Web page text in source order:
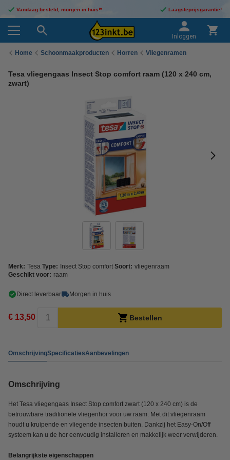
Vandaag besteld, morgen in huis!* Laagsteprijsgarantie!
Inloggen
Home Schoonmaakproducten Horren Vliegenramen
Tesa vliegengaas Insect Stop comfort raam (120 x 240 cm,
zwart)
Merk: Tesa Type: Insect Stop comfort Soort: vliegenraam
Geschikt voor: raam
Direct leverbaar Morgen in huis
€ 13,50 Bestellen
OmschrijvingSpecificatiesAanbevelingen
Omschrijving
Het Tesa vliegengaas Insect Stop comfort zwart (120 x 240 cm) is de
betrouwbare traditionele vliegenhor voor uw raam. Met dit vliegenraam
houdt u kruipende en vliegende insecten buiten. Dankzij het Easy-On/Off
systeem kan u de hor eenvoudig installeren en makkelijk weer verwijderen.
Belangrijkste eigenschappen